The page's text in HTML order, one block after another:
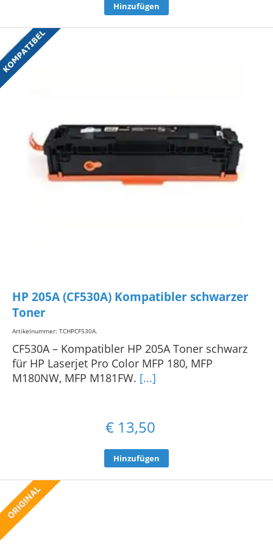
Hinzufügen
HP 205A (CF530A) Kompatibler schwarzer
Toner
Artikelnummer: TCHPCF530A.
CF530A – Kompatibler HP 205A Toner schwarz
für HP Laserjet Pro Color MFP 180, MFP
M180NW, MFP M181FW. [...]
€ 13,50
Hinzufügen